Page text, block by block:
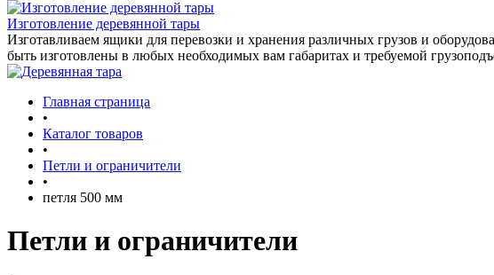
Изготовление деревянной тары
Изготавливаем ящики для перевозки и хранения различных грузов и
быть изготовлены в любых необходимых вам габаритах и требуемой
Главная страница
•
Каталог товаров
•
Петли и ограничители
•
петля 500 мм
Петли и ограничители